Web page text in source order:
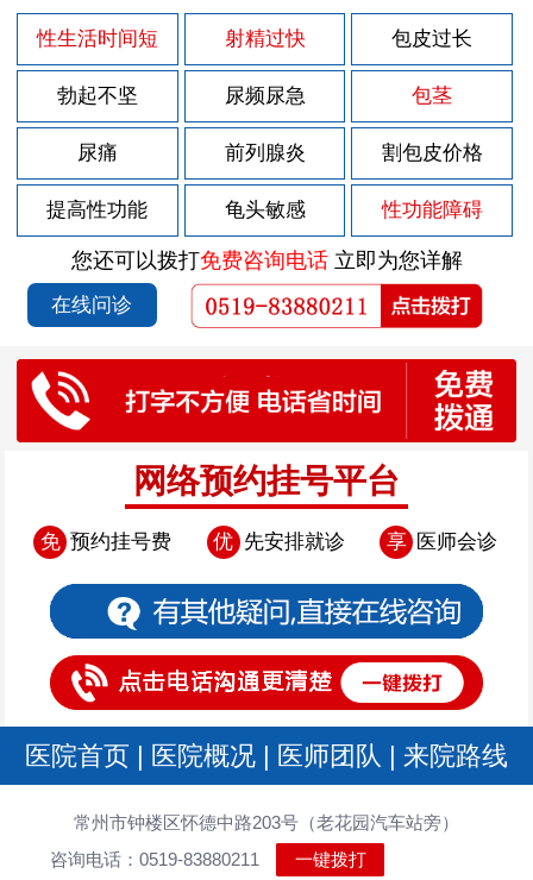
性生活时间短 射精过快 包皮过长
勃起不坚 尿频尿急 包茎
尿痛 前列腺炎 割包皮价格
提高性功能 龟头敏感 性功能障碍
您还可以拨打免费咨询电话立即为您详解
在线问诊
网络预约挂号平台
免 预约挂号费 优 先安排就诊 享 医师会诊
医院首页 | 医院概况 | 医师团队 | 来院路线
常州市钟楼区怀德中路203号（老花园汽车站旁）
咨询电话：0519-83880211
一键拨打